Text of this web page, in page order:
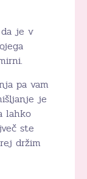
je v
pa vam
je
lahko
ste
držim